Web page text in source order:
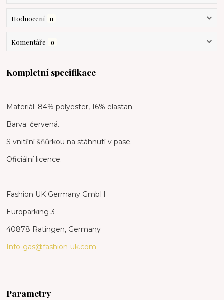
Hodnocení 0
Komentáře 0
Kompletní specifikace
Materiál: 84% polyester, 16% elastan.
Barva: červená.
S vnitřní šňůrkou na stáhnutí v pase.
Oficiální licence.
Fashion UK Germany GmbH
Europarking 3
40878 Ratingen, Germany
Info-gas@fashion-uk.com
Parametry